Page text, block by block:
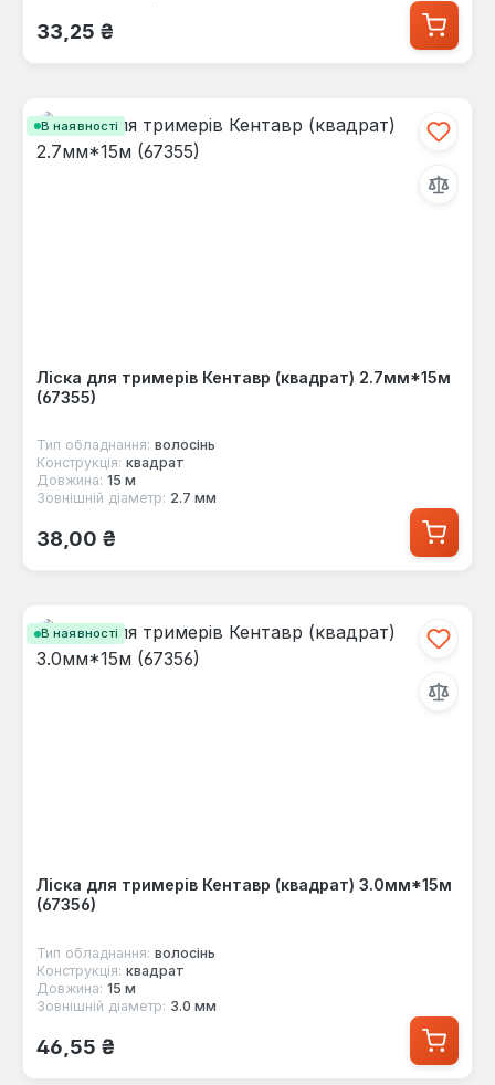
Звичайна ціна:
33,25 ₴
В наявності
Ліска для тримерів Кентавр (квадрат) 2.7мм*15м
(67355)
Тип обладнання: волосінь
Конструкція: квадрат
Довжина: 15 м
Зовнішній діаметр: 2.7 мм
Звичайна ціна:
38,00 ₴
В наявності
Ліска для тримерів Кентавр (квадрат) 3.0мм*15м
(67356)
Тип обладнання: волосінь
Конструкція: квадрат
Довжина: 15 м
Зовнішній діаметр: 3.0 мм
Звичайна ціна:
46,55 ₴